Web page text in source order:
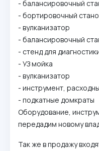
- балансировочный
- бортировочный
- вулканизатор
- балансировочный
- стенд для
- УЗ мойка
- вулканизатор
- инструмент,
- подкатные домкраты
Оборудование,
передадим новому
Так же в продажу